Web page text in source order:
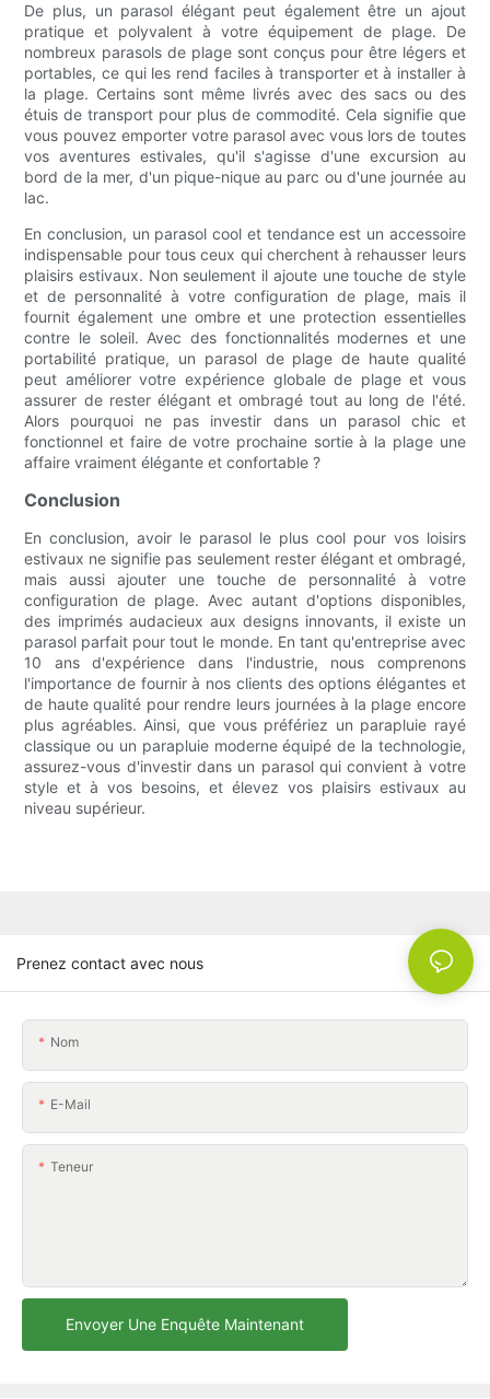
De plus, un parasol élégant peut également être un ajout
pratique et polyvalent à votre équipement de plage. De
nombreux parasols de plage sont conçus pour être légers et
portables, ce qui les rend faciles à transporter et à installer à
la plage. Certains sont même livrés avec des sacs ou des
étuis de transport pour plus de commodité. Cela signifie que
vous pouvez emporter votre parasol avec vous lors de toutes
vos aventures estivales, qu'il s'agisse d'une excursion au
bord de la mer, d'un pique-nique au parc ou d'une journée au
lac.
En conclusion, un parasol cool et tendance est un accessoire
indispensable pour tous ceux qui cherchent à rehausser leurs
plaisirs estivaux. Non seulement il ajoute une touche de style
et de personnalité à votre configuration de plage, mais il
fournit également une ombre et une protection essentielles
contre le soleil. Avec des fonctionnalités modernes et une
portabilité pratique, un parasol de plage de haute qualité
peut améliorer votre expérience globale de plage et vous
assurer de rester élégant et ombragé tout au long de l'été.
Alors pourquoi ne pas investir dans un parasol chic et
fonctionnel et faire de votre prochaine sortie à la plage une
affaire vraiment élégante et confortable ?
Conclusion
En conclusion, avoir le parasol le plus cool pour vos loisirs
estivaux ne signifie pas seulement rester élégant et ombragé,
mais aussi ajouter une touche de personnalité à votre
configuration de plage. Avec autant d'options disponibles,
des imprimés audacieux aux designs innovants, il existe un
parasol parfait pour tout le monde. En tant qu'entreprise avec
10 ans d'expérience dans l'industrie, nous comprenons
l'importance de fournir à nos clients des options élégantes et
de haute qualité pour rendre leurs journées à la plage encore
plus agréables. Ainsi, que vous préfériez un parapluie rayé
classique ou un parapluie moderne équipé de la technologie,
assurez-vous d'investir dans un parasol qui convient à votre
style et à vos besoins, et élevez vos plaisirs estivaux au
niveau supérieur.
Prenez contact avec nous
Nom
E-Mail
Teneur
Envoyer Une Enquête Maintenant